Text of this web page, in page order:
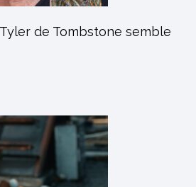
de Tombstone semble